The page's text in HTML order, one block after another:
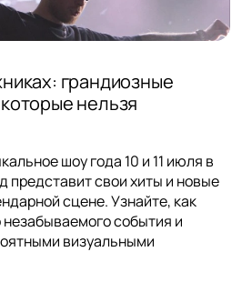
грандиозные
нельзя
шоу года 10 и 11 июля в
представит свои хиты и новые
сцене. Узнайте, как
события и
визуальными